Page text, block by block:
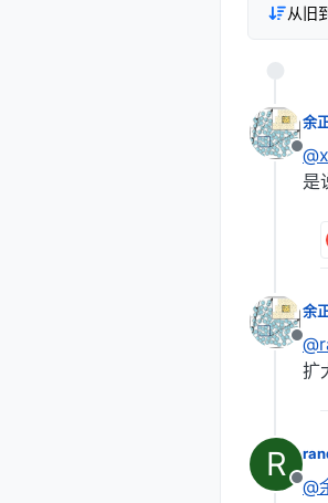
从旧
离
余
是
离
余
扩
R
离
@